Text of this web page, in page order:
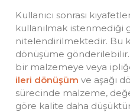
Kullanıcı sonrası
kullanılmak istenmediği
nitelendirilmektedir. Bu
dönüşüme
bir malzemeye veya
ileri dönüşüm ve aşağı
sürecinde malzeme,
göre kalite daha